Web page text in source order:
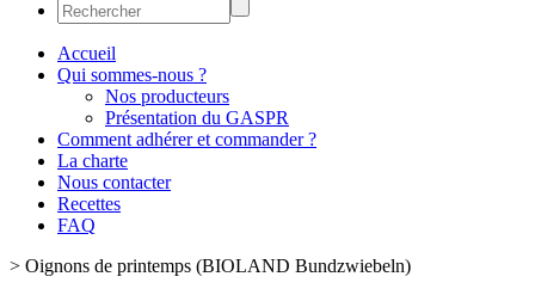
Accueil
Qui sommes-nous ?
Nos producteurs
Présentation du GASPR
Comment adhérer et commander ?
La charte
Nous contacter
Recettes
FAQ
> Oignons de printemps (BIOLAND Bundzwiebeln)